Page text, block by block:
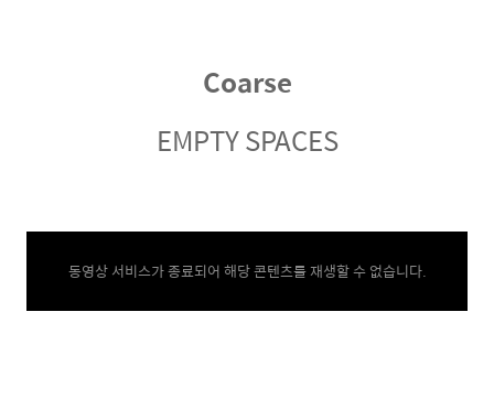
Coarse
EMPTY SPACES
동영상 서비스가 종료되어 해당 콘텐츠를 재생할 수 없습니다.